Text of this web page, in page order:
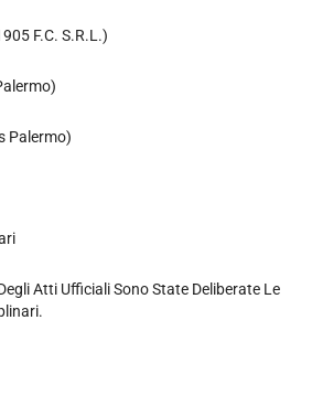
F.C. S.R.L.)
Palermo)
Atti Ufficiali Sono State Deliberate Le